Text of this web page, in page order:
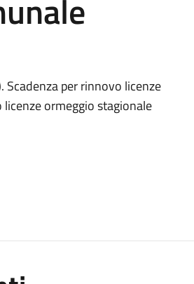
per rinnovo licenze
ormeggio stagionale